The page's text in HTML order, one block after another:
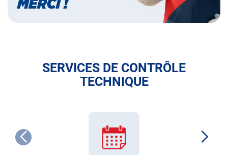
SERVICES DE CONTRÔLE
TECHNIQUE